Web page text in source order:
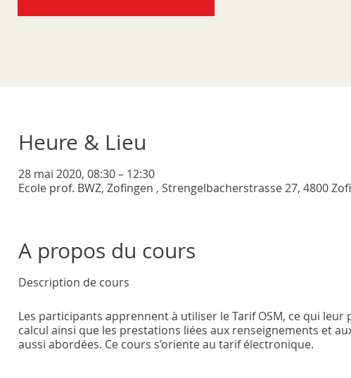
Heure & Lieu
28 mai 2020, 08:30 – 12:30
Ecole prof. BWZ, Zofingen , Strengelbacherstrasse 27, 4800
A propos du cours
Description de cours
Les participants apprennent à utiliser le Tarif OSM, ce qui
calcul ainsi que les prestations liées aux renseignements et
aussi abordées. Ce cours s’oriente au tarif électronique.